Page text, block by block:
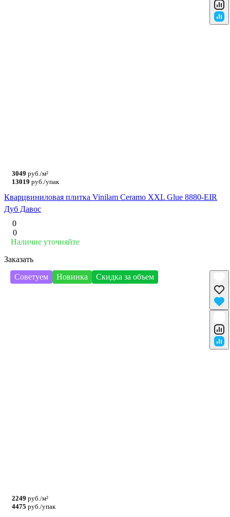
3049 руб./м²
13019 руб./упак
Кварцвиниловая плитка Vinilam Ceramo XXL Glue 8880-EIR
Дуб Давос
0
0
Наличие уточняйте
Заказать
Советуем
Новинка Скидка за объем
2249 руб./м²
4475 руб./упак